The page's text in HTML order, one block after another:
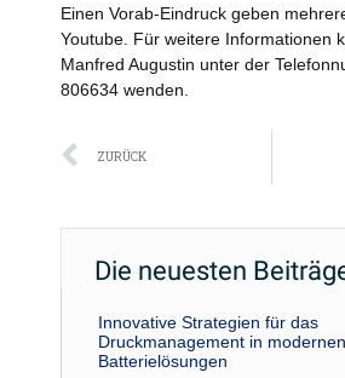
Einen Vorab-Eindruck geben
Youtube. Für weitere Informationen
Manfred Augustin unter der
806634 wenden.
Zurück
ZURÜCK
Die neuesten
Innovative Strategien für das
Druckmanagement in modernen
Batterielösungen